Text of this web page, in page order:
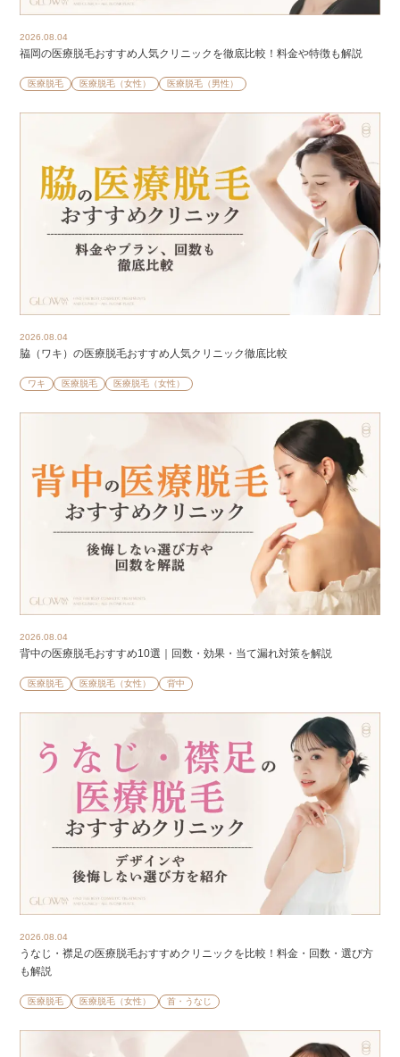
2026.08.04
福岡の医療脱毛おすすめ人気クリニックを徹底比較！料金や特徴も解説
医療脱毛 医療脱毛（女性） 医療脱毛（男性）
2026.08.04
脇（ワキ）の医療脱毛おすすめ人気クリニック徹底比較
ワキ 医療脱毛 医療脱毛（女性）
2026.08.04
背中の医療脱毛おすすめ10選｜回数・効果・当て漏れ対策を解説
医療脱毛 医療脱毛（女性） 背中
2026.08.04
うなじ・襟足の医療脱毛おすすめクリニックを比較！料金・回数・選び方
も解説
医療脱毛 医療脱毛（女性） 首・うなじ